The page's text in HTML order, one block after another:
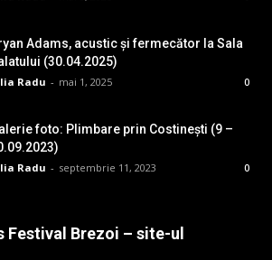
Adams, acustic și fermecător la Sala
(30.04.2025)
Radu - mai 1, 2025 0
foto: Plimbare prin Costinești (9 –
Radu - septembrie 11, 2023 0
Festival Brezoi – site-ul